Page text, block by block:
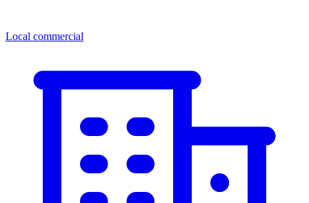
Local commercial